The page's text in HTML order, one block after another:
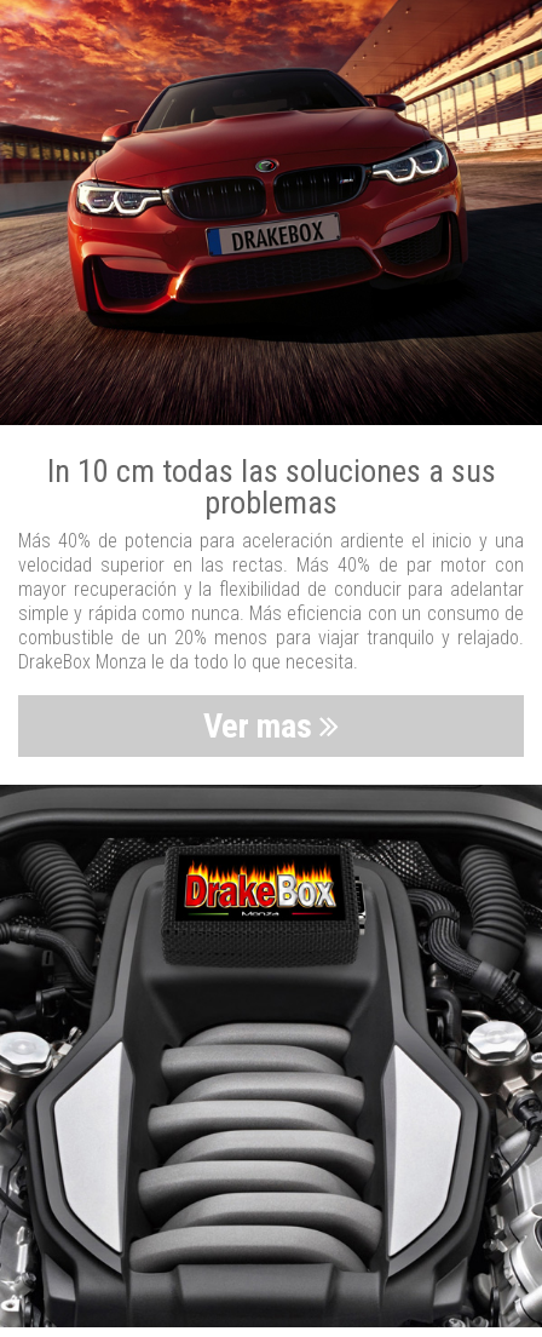
In 10 cm todas las soluciones a sus
problemas
Más 40% de potencia para aceleración ardiente el inicio y una
velocidad superior en las rectas. Más 40% de par motor con
mayor recuperación y la flexibilidad de conducir para adelantar
simple y rápida como nunca. Más eficiencia con un consumo de
combustible de un 20% menos para viajar tranquilo y relajado.
DrakeBox Monza le da todo lo que necesita.
Ver mas